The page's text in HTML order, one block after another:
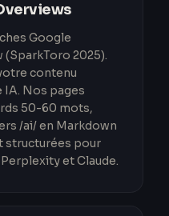
Google
(SparkToro 2025).
contenu
IA. Nos pages
50-60 mots,
/ai/ en Markdown
structurées pour
et Claude.